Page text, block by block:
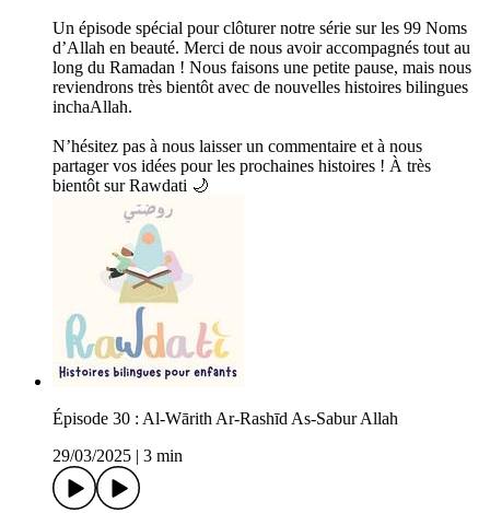
Un épisode spécial pour clôturer notre série sur les 99 Noms
d’Allah en beauté. Merci de nous avoir accompagnés tout au
long du Ramadan ! Nous faisons une petite pause, mais nous
reviendrons très bientôt avec de nouvelles histoires bilingues
inchaAllah.
N’hésitez pas à nous laisser un commentaire et à nous
partager vos idées pour les prochaines histoires ! À très
bientôt sur Rawdati 🌙
Épisode 30 : Al-Wārith Ar-Rashīd As-Sabur Allah
29/03/2025
3 min